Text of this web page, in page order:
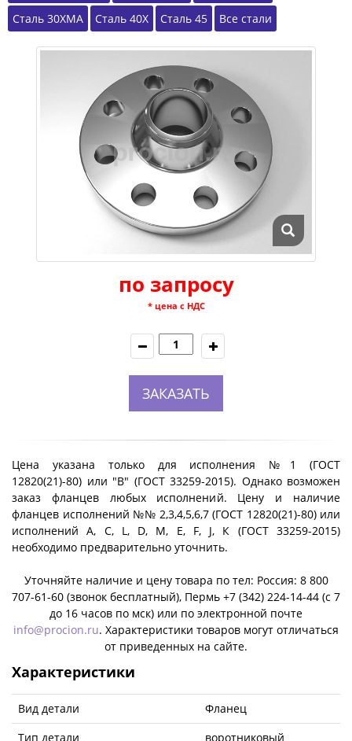
Сталь 30ХМА
Сталь 40Х Сталь 45 Все стали
по запросу
* цена с НДС
ЗАКАЗАТЬ
Цена указана только для исполнения №1 (ГОСТ
12820(21)-80) или "B" (ГОСТ 33259-2015). Однако возможен
заказ фланцев любых исполнений. Цену и наличие
фланцев исполнений №№ 2,3,4,5,6,7 (ГОСТ 12820(21)-80) или
исполнений A, C, L, D, M, E, F, J, К (ГОСТ 33259-2015)
необходимо предварительно уточнить.
Уточняйте наличие и цену товара по тел: Россия: 8 800
707-61-60 (звонок бесплатный), Пермь +7 (342) 224-14-44 (c 7
до 16 часов по мск) или по электронной почте
info@procion.ru. Характеристики товаров могут отличаться
от приведенных на сайте.
Характеристики
Вид детали
Фланец
Тип детали
воротниковый